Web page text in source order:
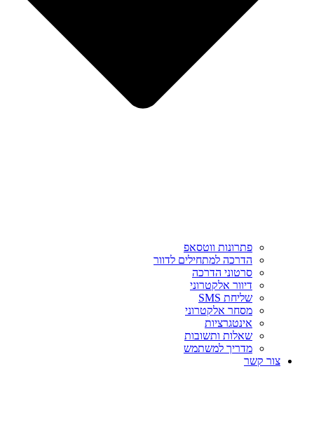
פתרונות ווטסאפ
הדרכה למתחילים לדוור
סרטוני הדרכה
דיוור אלקטרוני
שליחת SMS
מסחר אלקטרוני
אינטגרציות
שאלות ותשובות
מדריך למשתמש
צור קשר